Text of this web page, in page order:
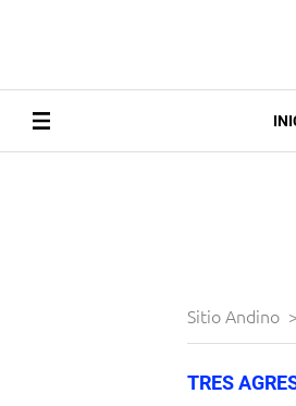
Sitio Andino >
TRES